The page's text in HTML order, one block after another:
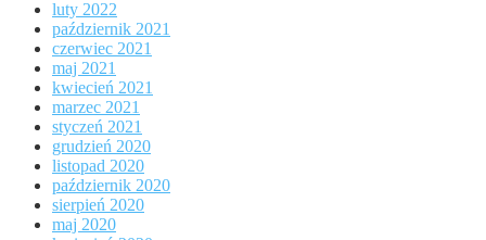
luty 2022
październik 2021
czerwiec 2021
maj 2021
kwiecień 2021
marzec 2021
styczeń 2021
grudzień 2020
listopad 2020
październik 2020
sierpień 2020
maj 2020